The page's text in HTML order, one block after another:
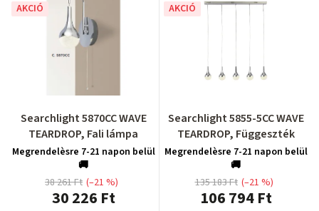
AKCIÓ
Searchlight 5870CC WAVE
TEARDROP, Fali lámpa
Megrendelèsre 7-21 napon belül
🚚
30 226 Ft
38 261 Ft (–21 %)
AKCIÓ
Searchlight 5855-5CC WAVE
TEARDROP, Függeszték
Megrendelèsre 7-21 napon belül
🚚
106 794 Ft
135 183 Ft (–21 %)